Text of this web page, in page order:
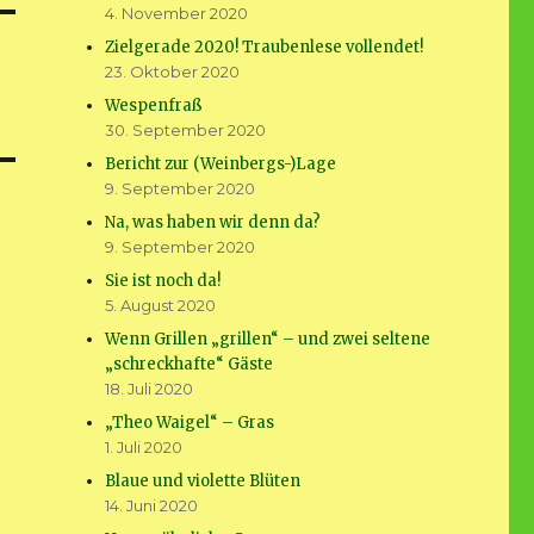
4. November 2020
Zielgerade 2020! Traubenlese vollendet!
23. Oktober 2020
Wespenfraß
30. September 2020
Bericht zur (Weinbergs-)Lage
9. September 2020
Na, was haben wir denn da?
9. September 2020
Sie ist noch da!
5. August 2020
Wenn Grillen „grillen“ – und zwei seltene
„schreckhafte“ Gäste
18. Juli 2020
„Theo Waigel“ – Gras
1. Juli 2020
Blaue und violette Blüten
14. Juni 2020